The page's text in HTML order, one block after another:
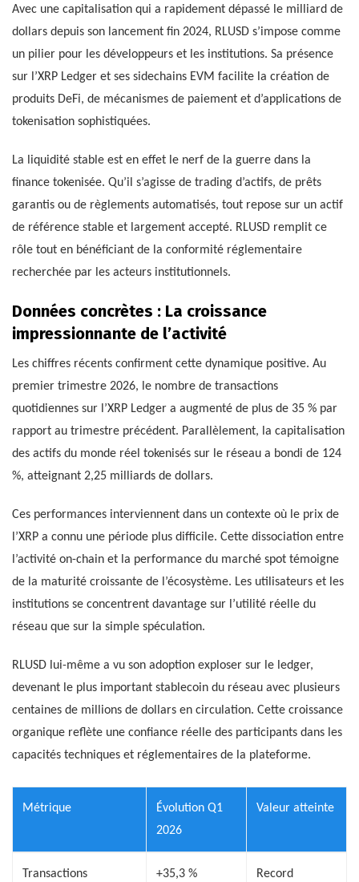
Avec une capitalisation qui a rapidement dépassé le milliard de
dollars depuis son lancement fin 2024, RLUSD s’impose comme
un pilier pour les développeurs et les institutions. Sa présence
sur l’XRP Ledger et ses sidechains EVM facilite la création de
produits DeFi, de mécanismes de paiement et d’applications de
tokenisation sophistiquées.
La liquidité stable est en effet le nerf de la guerre dans la
finance tokenisée. Qu’il s’agisse de trading d’actifs, de prêts
garantis ou de règlements automatisés, tout repose sur un actif
de référence stable et largement accepté. RLUSD remplit ce
rôle tout en bénéficiant de la conformité réglementaire
recherchée par les acteurs institutionnels.
Données concrètes : La croissance
impressionnante de l’activité
Les chiffres récents confirment cette dynamique positive. Au
premier trimestre 2026, le nombre de transactions
quotidiennes sur l’XRP Ledger a augmenté de plus de 35 % par
rapport au trimestre précédent. Parallèlement, la capitalisation
des actifs du monde réel tokenisés sur le réseau a bondi de 124
%, atteignant 2,25 milliards de dollars.
Ces performances interviennent dans un contexte où le prix de
l’XRP a connu une période plus difficile. Cette dissociation entre
l’activité on-chain et la performance du marché spot témoigne
de la maturité croissante de l’écosystème. Les utilisateurs et les
institutions se concentrent davantage sur l’utilité réelle du
réseau que sur la simple spéculation.
RLUSD lui-même a vu son adoption exploser sur le ledger,
devenant le plus important stablecoin du réseau avec plusieurs
centaines de millions de dollars en circulation. Cette croissance
organique reflète une confiance réelle des participants dans les
capacités techniques et réglementaires de la plateforme.
Métrique
Évolution Q1
2026
Valeur atteinte
Transactions
+35,3 %
Record